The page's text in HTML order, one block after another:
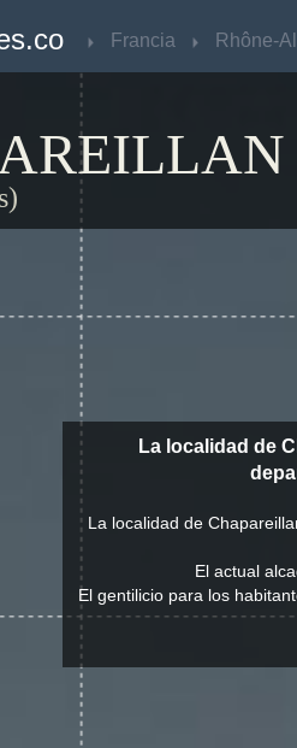
Francia
La localidad de
La localidad de
El actual
El gentilicio para los
Francia